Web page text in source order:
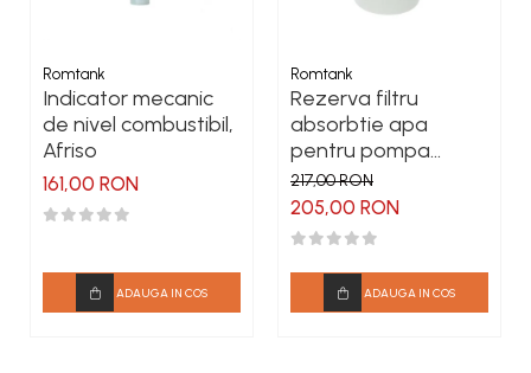
Romtank
Indicator mecanic
de nivel combustibil,
Afriso
161,00 RON
ADAUGA IN COS
Romtank
Rezerva filtru
absorbtie apa
pentru pompa
motorina CFD 70-30
217,00 RON
205,00 RON
ADAUGA IN COS